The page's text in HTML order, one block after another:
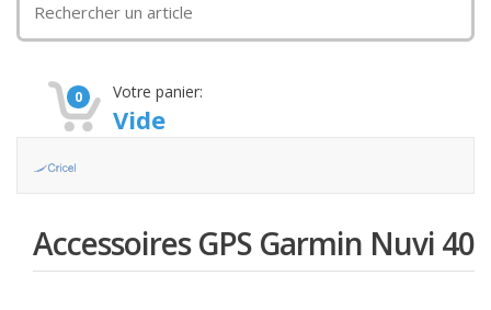
0 Votre panier:
Vide
Accessoires GPS Garmin Nuvi 40